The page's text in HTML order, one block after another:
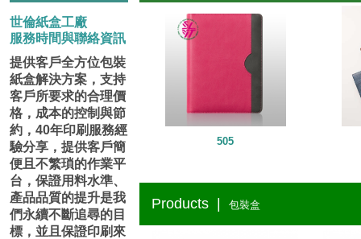
世倫紙盒工廠
服務時間與聯絡資訊
提供客戶全方位包裝
紙盒解決方案，支持
客戶所要求的合理價
格，成本的控制與節
約，40年印刷服務經
驗分享，提供客戶簡
便且不繁瑣的作業平
台，保證用料水準、
產品品質的提升是我
們永續不斷追尋的目
標，並且保證印刷來
505
Products | 包裝盒